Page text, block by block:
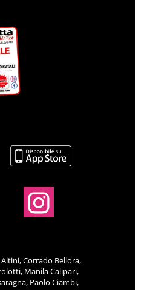
Corrado Bellora,
Manila Calipari,
Paolo Ciambi,